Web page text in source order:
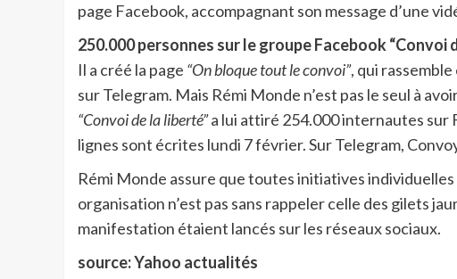
page Facebook, accompagnant son message d’une
250.000 personnes sur le groupe Facebook “Convoi
Il a créé la page “On bloque tout le convoi”, qui
sur Telegram. Mais Rémi Monde n’est pas le seul à
“Convoi de la liberté”a lui attiré 254.000 internautes sur
lignes sont écrites lundi 7 février. Sur Telegram,
Rémi Monde assure que toutes initiatives
organisation n’est pas sans rappeler celle des gilets
manifestation étaient lancés sur les réseaux sociaux.
source: Yahoo actualités